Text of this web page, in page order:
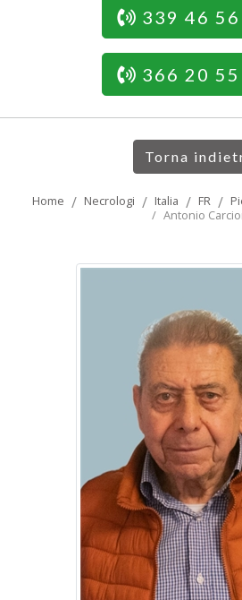
339 46
366 20
Torna
Home Necrologi Italia FR
Antonio